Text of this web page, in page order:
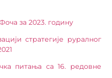
за 2023. годину
стратегије руралног
питања са 16. редовне